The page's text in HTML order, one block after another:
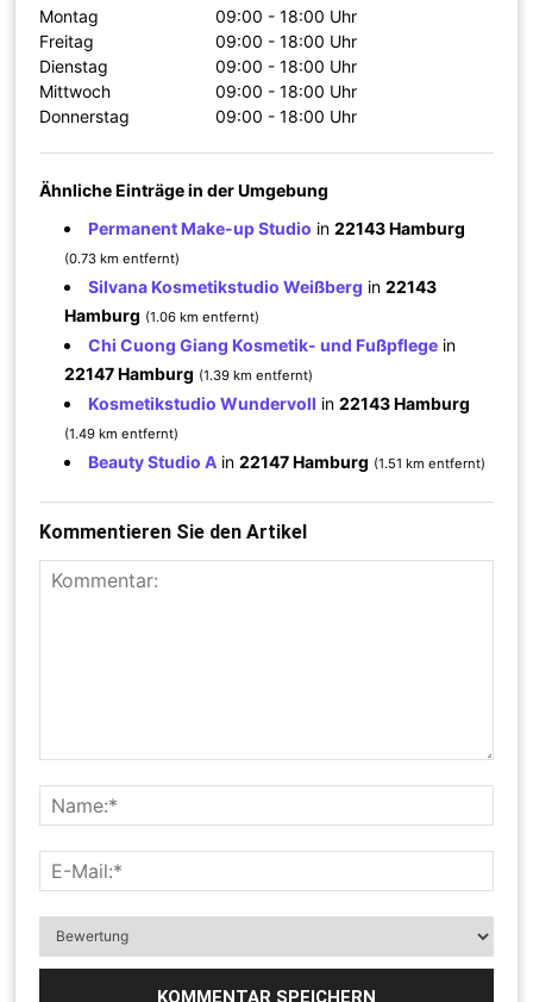
Montag
09:00 - 18:00 Uhr
Freitag
09:00 - 18:00 Uhr
Dienstag
09:00 - 18:00 Uhr
Mittwoch
09:00 - 18:00 Uhr
Donnerstag
09:00 - 18:00 Uhr
Ähnliche Einträge in der Umgebung
Permanent Make-up Studio in22143 Hamburg
(0.73 km entfernt)
Silvana Kosmetikstudio Weißberg in22143
Hamburg (1.06 km entfernt)
Chi Cuong Giang Kosmetik- und Fußpflege in
22147 Hamburg (1.39 km entfernt)
Kosmetikstudio Wundervoll in22143 Hamburg
(1.49 km entfernt)
Beauty Studio A in22147 Hamburg (1.51 km entfernt)
Kommentieren Sie den Artikel